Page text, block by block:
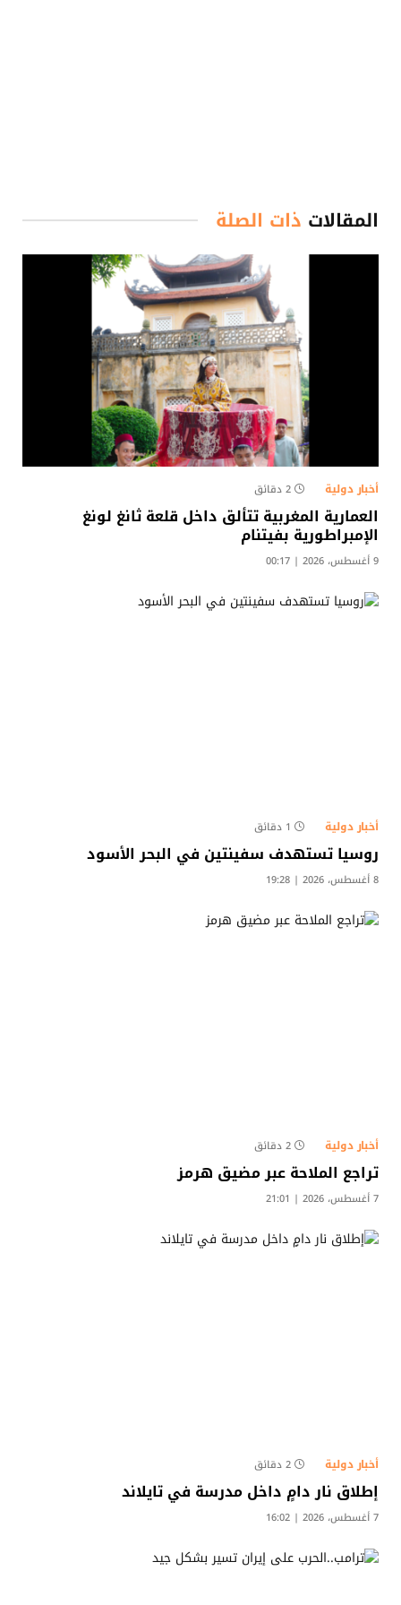
المقالات ذات الصلة
أخبار دولية 2 دقائق
العمارية المغربية تتألق داخل قلعة ثانغ لونغ
الإمبراطورية بفيتنام
9 أغسطس، 2026 | 00:17
أخبار دولية 1 دقائق
روسيا تستهدف سفينتين في البحر الأسود
8 أغسطس، 2026 | 19:28
أخبار دولية 2 دقائق
تراجع الملاحة عبر مضيق هرمز
7 أغسطس، 2026 | 21:01
أخبار دولية 2 دقائق
إطلاق نار دامٍ داخل مدرسة في تايلاند
7 أغسطس، 2026 | 16:02